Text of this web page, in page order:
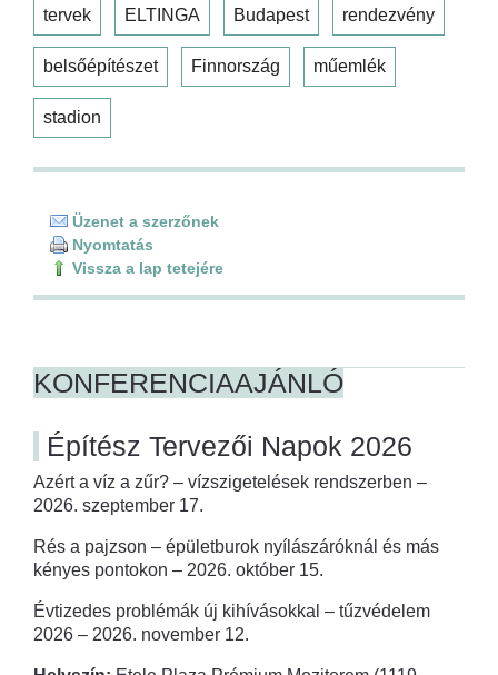
tervek ELTINGA Budapest rendezvény
belsőépítészet Finnország műemlék
stadion
Üzenet a szerzőnek
Nyomtatás
Vissza a lap tetejére
KONFERENCIAAJÁNLÓ
Építész Tervezői Napok 2026
Azért a víz a zűr? – vízszigetelések rendszerben –
2026. szeptember 17.
Rés a pajzson – épületburok nyílászáróknál és más
kényes pontokon – 2026. október 15.
Évtizedes problémák új kihívásokkal – tűzvédelem
2026 – 2026. november 12.